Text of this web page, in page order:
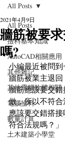
All Posts
撿料基本知識
AutoCAD相關應用
其他雜記
其他電腦軟體相關
電腦撿料
數量計算
土木建築小學堂
All Posts
牆筋被要
嗎?
2021年4月9日
小編最近被問
牆筋被業主退
牆筋應該要交
做，所以不符
應該要交錯搭
符合法規嗎？」